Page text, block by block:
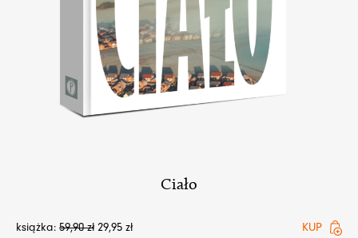
Ciało
książka: 59,90zł 29,95 zł
KUP